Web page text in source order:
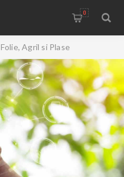
0
Folie, Agril si Plase